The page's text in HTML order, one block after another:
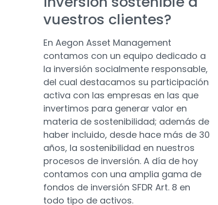
vuestros clientes?
En Aegon Asset Management
contamos con un equipo dedicado a
la inversión socialmente responsable,
del cual destacamos su participación
activa con las empresas en las que
invertimos para generar valor en
materia de sostenibilidad; además de
haber incluido, desde hace más de 30
años, la sostenibilidad en nuestros
procesos de inversión. A día de hoy
contamos con una amplia gama de
fondos de inversión SFDR Art. 8 en
todo tipo de activos.